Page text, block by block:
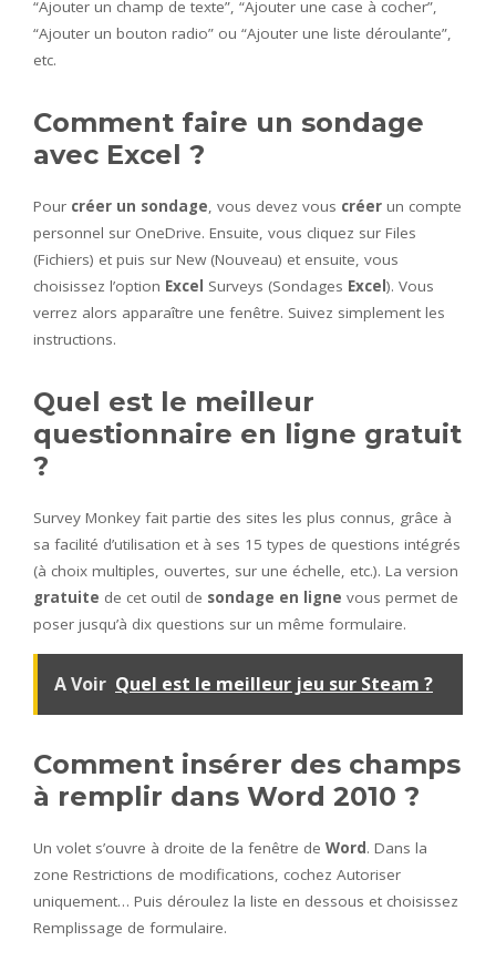
“Ajouter un champ de texte”, “Ajouter une case à cocher”,
“Ajouter un bouton radio” ou “Ajouter une liste déroulante”,
etc.
Comment faire un sondage
avec Excel ?
Pour créer un sondage, vous devez vous créer un compte
personnel sur OneDrive. Ensuite, vous cliquez sur Files
(Fichiers) et puis sur New (Nouveau) et ensuite, vous
choisissez l’option Excel Surveys (Sondages Excel). Vous
verrez alors apparaître une fenêtre. Suivez simplement les
instructions.
Quel est le meilleur
questionnaire en ligne gratuit
?
Survey Monkey fait partie des sites les plus connus, grâce à
sa facilité d’utilisation et à ses 15 types de questions intégrés
(à choix multiples, ouvertes, sur une échelle, etc.). La version
gratuite de cet outil de sondage en ligne vous permet de
poser jusqu’à dix questions sur un même formulaire.
A Voir Quel est le meilleur jeu sur Steam ?
Comment insérer des champs
à remplir dans Word 2010 ?
Un volet s’ouvre à droite de la fenêtre de Word. Dans la
zone Restrictions de modifications, cochez Autoriser
uniquement… Puis déroulez la liste en dessous et choisissez
Remplissage de formulaire.